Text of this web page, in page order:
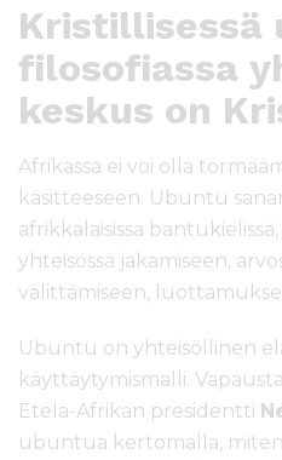
Kristillisessä
filosofiassa
keskus on
Afrikassa ei voi olla
käsitteeseen. Ubuntu
afrikkalaisissa
yhteisössä jakamiseen,
välittämiseen,
Ubuntu on yhteisöllinen
käyttäytymismalli.
Etelä-Afrikan presidentti
ubuntua kertomalla,